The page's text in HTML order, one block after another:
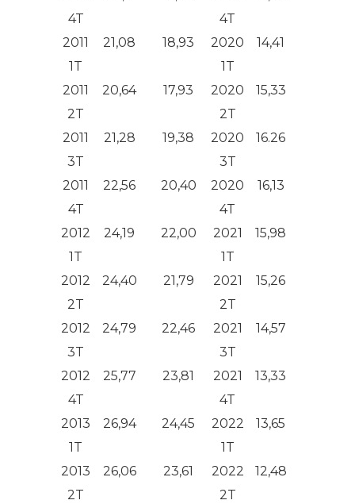
4T
4T
2011
1T
21,08 18,93
2020
1T
14,41
2011
2T
20,64 17,93
2020
2T
15,33
2011
3T
21,28 19,38
2020
3T
16.26
2011
4T
22,56 20,40
2020
4T
16,13
2012
1T
24,19 22,00
2021
1T
15,98
2012
2T
24,40 21,79
2021
2T
15,26
2012
3T
24,79 22,46
2021
3T
14,57
2012
4T
25,77 23,81
2021
4T
13,33
2013
1T
26,94 24,45
2022
1T
13,65
2013
2T
26,06 23,61
2022
2T
12,48